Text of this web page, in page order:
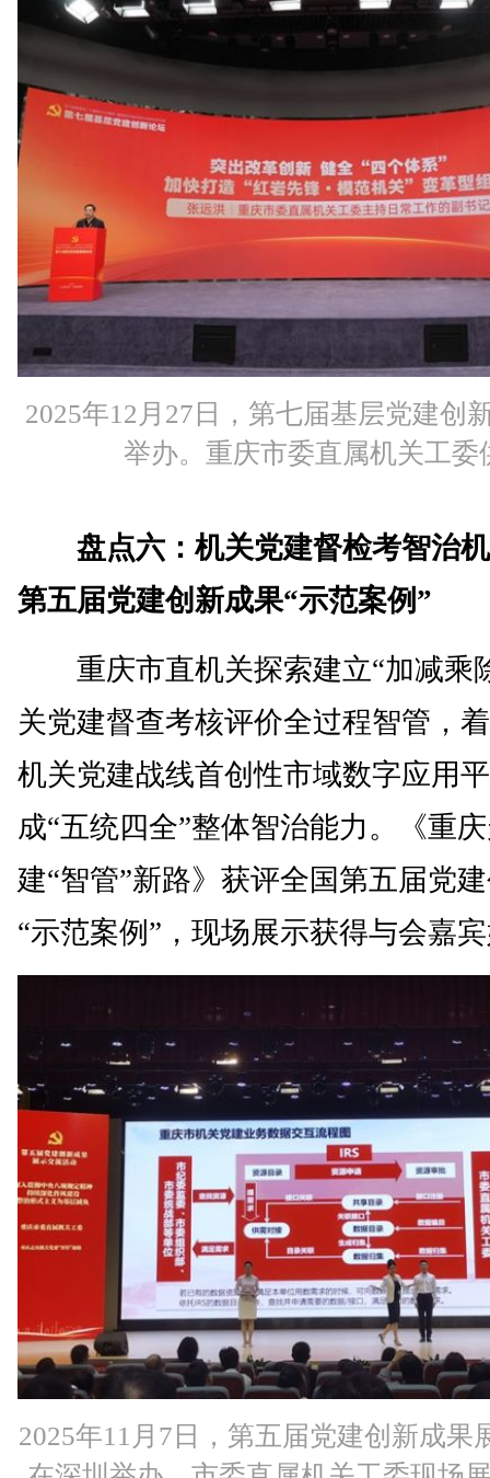
2025年12月27日，第七届基层党建创
举办。重庆市委直属机关工委
盘点六：机关党建督检考智治
第五届党建创新成果“示范案例”
重庆市直机关探索建立“加减乘
关党建督查考核评价全过程智管，
机关党建战线首创性市域数字应用
成“五统四全”整体智治能力。《重
建“智管”新路》获评全国第五届党
“示范案例”，现场展示获得与会嘉
2025年11月7日，第五届党建创新成果